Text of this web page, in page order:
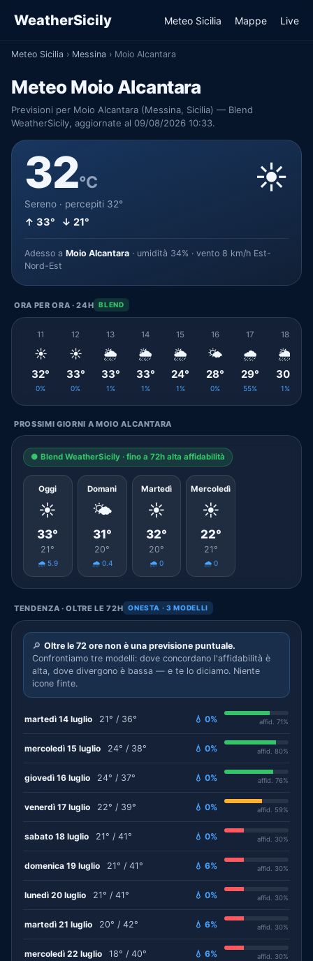
WeatherSicily Meteo Sicilia Mappe Live
Meteo Sicilia › Messina › Moio Alcantara
Meteo Moio Alcantara
Previsioni per Moio Alcantara (Messina, Sicilia) — Blend
WeatherSicily, aggiornate al 09/08/2026 10:33.
32°C
Sereno · percepiti 32°
↑ 33° ↓ 21°
☀️
Adesso a Moio Alcantara · umidità 34% · vento 8 km/h Est-
Nord-Est
ORA PER ORA · 24H BLEND
11
☀️
32°
0%
12
☀️
33°
0%
13
🌦️
33°
1%
14
🌦️
33°
1%
15
🌦️
24°
1%
16
🌤️
28°
0%
17
🌧️
29°
55%
18
🌦️
30°
1%
PROSSIMI GIORNI A MOIO ALCANTARA
● Blend WeatherSicily · fino a 72h alta affidabilità
Oggi
☀️
33°
21°
🌧️ 5.9
Domani
🌤️
31°
20°
🌧️ 0.4
Martedì
☀️
32°
20°
🌧️ 0
Mercoledì
☀️
22°
21°
🌧️ 0
TENDENZA · OLTRE LE 72H ONESTA · 3 MODELLI
🔎 Oltre le 72 ore non è una previsione puntuale.
Confrontiamo tre modelli: dove concordano l'affidabilità è
alta, dove divergono è bassa — e te lo diciamo. Niente
icone finte.
martedì 14 luglio 21° / 36° 💧 0% affid. 71%
mercoledì 15 luglio 24° / 38° 💧 0% affid. 80%
giovedì 16 luglio 24° / 37° 💧 0% affid. 76%
venerdì 17 luglio 22° / 39° 💧 0% affid. 59%
sabato 18 luglio 21° / 41° 💧 0% affid. 30%
domenica 19 luglio 21° / 41° 💧 6% affid. 30%
lunedì 20 luglio 21° / 41° 💧 0% affid. 30%
martedì 21 luglio 20° / 42° 💧 6% affid. 30%
mercoledì 22 luglio 18° / 40° 💧 6% affid. 30%